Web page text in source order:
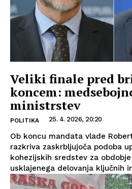
Veliki finale pred
koncem:
ministrstev
POLITIKA 25. 4. 2026, 20:20
Ob koncu mandata vlade
razkriva zaskrbljujoča podoba
kohezijskih sredstev za
usklajenega delovanja ključnih